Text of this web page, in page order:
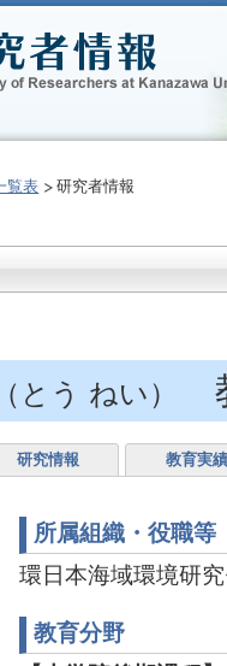
覧表 研究者情報
（とう ねい）
研究情報 教育実績
所属組織・役職等
環日本海域環境研
教育分野